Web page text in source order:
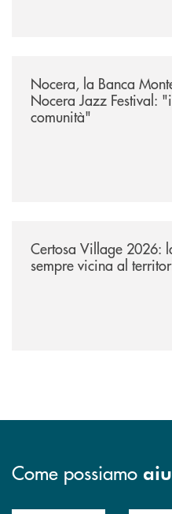
Nocera, la Banca
Nocera Jazz Festival:
comunità"
Certosa Village 2026:
sempre vicina al
Come possiamo